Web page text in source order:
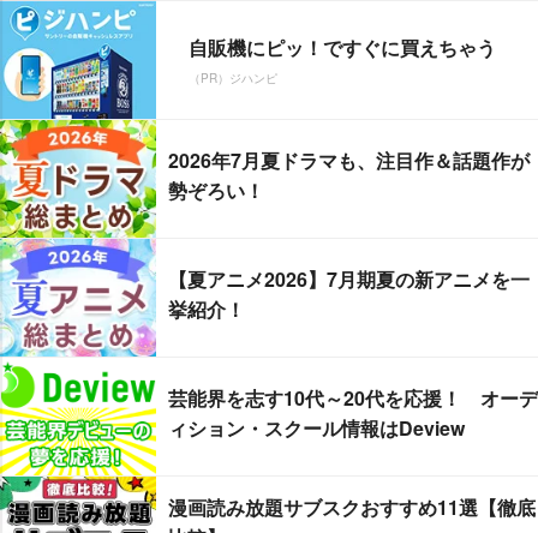
自販機にピッ！ですぐに買えちゃう
（PR）ジハンピ
2026年7月夏ドラマも、注目作＆話題作が
勢ぞろい！
【夏アニメ2026】7月期夏の新アニメを一
挙紹介！
芸能界を志す10代～20代を応援！ オーデ
ィション・スクール情報はDeview
漫画読み放題サブスクおすすめ11選【徹底